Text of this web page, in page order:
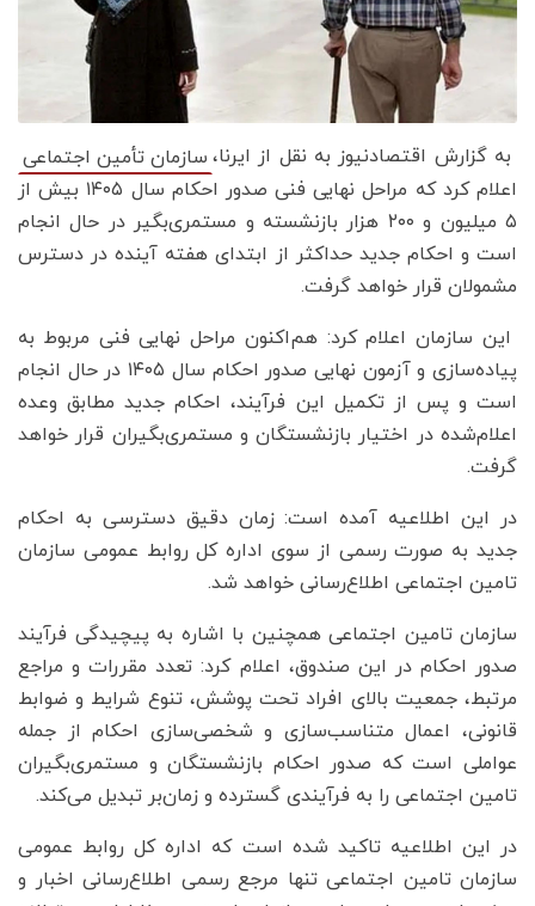
به گزارش اقتصادنیوز به نقل از ایرنا، سازمان تأمین اجتماعی
اعلام کرد که مراحل نهایی فنی صدور احکام سال ۱۴۰۵ بیش از
۵ میلیون و ۲۰۰ هزار بازنشسته و مستمری‌بگیر در حال انجام
است و احکام جدید حداکثر از ابتدای هفته آینده در دسترس
مشمولان قرار خواهد گرفت.
این سازمان اعلام کرد: هم‌اکنون مراحل نهایی فنی مربوط به
پیاده‌سازی و آزمون نهایی صدور احکام سال ۱۴۰۵ در حال انجام
است و پس از تکمیل این فرآیند، احکام جدید مطابق وعده
اعلام‌شده در اختیار بازنشستگان و مستمری‌بگیران قرار خواهد
گرفت.
در این اطلاعیه آمده است: زمان دقیق دسترسی به احکام
جدید به صورت رسمی از سوی اداره کل روابط عمومی سازمان
تامین اجتماعی اطلاع‌رسانی خواهد شد.
سازمان تامین اجتماعی همچنین با اشاره به پیچیدگی فرآیند
صدور احکام در این صندوق، اعلام کرد: تعدد مقررات و مراجع
مرتبط، جمعیت بالای افراد تحت پوشش، تنوع شرایط و ضوابط
قانونی، اعمال متناسب‌سازی و شخصی‌سازی احکام از جمله
عواملی است که صدور احکام بازنشستگان و مستمری‌بگیران
تامین اجتماعی را به فرآیندی گسترده و زمان‌بر تبدیل می‌کند.
در این اطلاعیه تاکید شده است که اداره کل روابط عمومی
سازمان تامین اجتماعی تنها مرجع رسمی اطلاع‌رسانی اخبار و